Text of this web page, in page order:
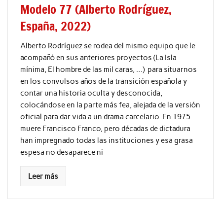
Modelo 77 (Alberto Rodríguez,
España, 2022)
Alberto Rodríguez se rodea del mismo equipo que le
acompañó en sus anteriores proyectos (La Isla
mínima, El hombre de las mil caras, …) para situarnos
en los convulsos años de la transición española y
contar una historia oculta y desconocida,
colocándose en la parte más fea, alejada de la versión
oficial para dar vida a un drama carcelario. En 1975
muere Francisco Franco, pero décadas de dictadura
han impregnado todas las instituciones y esa grasa
espesa no desaparece ni
Leer más